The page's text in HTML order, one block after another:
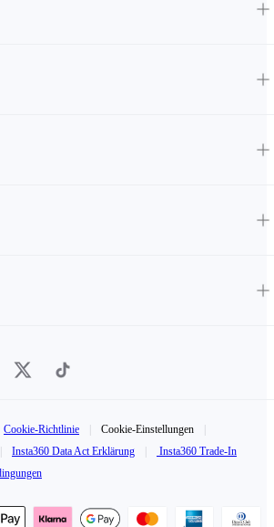
Cookie-Richtlinie Cookie-Einstellungen
Insta360 Data Act Erklärung
Insta360 Trade-In